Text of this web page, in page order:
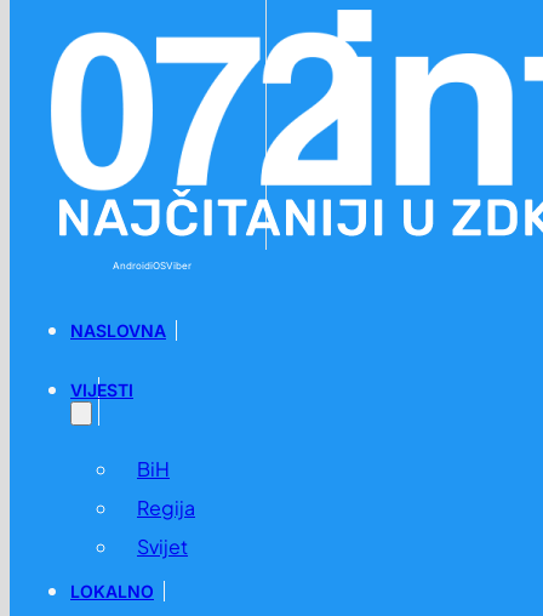
AndroidiOSViber
NASLOVNA
VIJESTI
BiH
Regija
Svijet
LOKALNO